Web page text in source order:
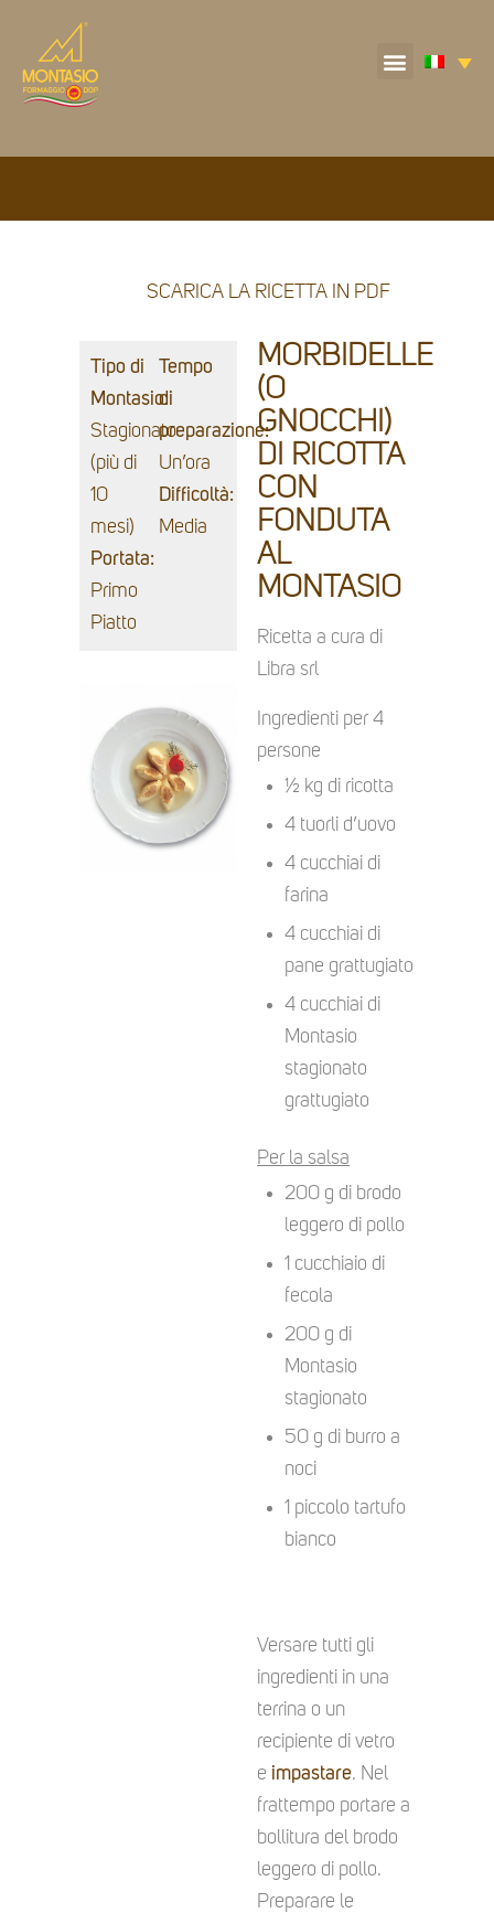
SCARICA LA RICETTA IN PDF
Tipo di
Montasio:
Stagionato
(più di
10
mesi)
Portata:
Primo
Piatto
Tempo
di
preparazione:
Un’ora
Difficoltà:
Media
MORBIDELLE
(O
GNOCCHI)
DI RICOTTA
CON
FONDUTA
AL
MONTASIO
Ricetta a cura di
Libra srl
Ingredienti per 4
persone
½ kg di ricotta
4 tuorli d’uovo
4 cucchiai di
farina
4 cucchiai di
pane grattugiato
4 cucchiai di
Montasio
stagionato
grattugiato
Per la salsa
200 g di brodo
leggero di pollo
1 cucchiaio di
fecola
200 g di
Montasio
stagionato
50 g di burro a
noci
1 piccolo tartufo
bianco
Versare tutti gli
ingredienti in una
terrina o un
recipiente di vetro
e impastare. Nel
frattempo portare a
bollitura del brodo
leggero di pollo.
Preparare le